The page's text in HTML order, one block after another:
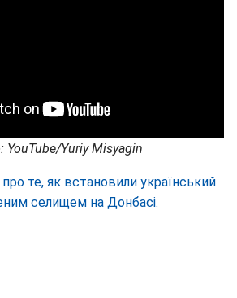
YouTube/Yuriy Misyagin
те, як встановили український
селищем на Донбасі.